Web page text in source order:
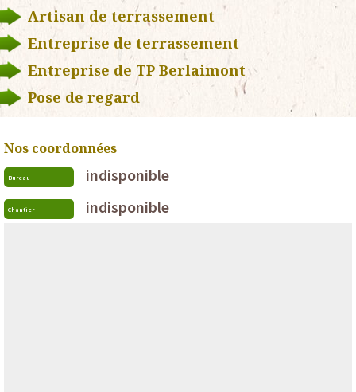
Artisan de terrassement
Entreprise de terrassement
Entreprise de TP Berlaimont
Pose de regard
Nos coordonnées
Bureau indisponible
Chantier indisponible